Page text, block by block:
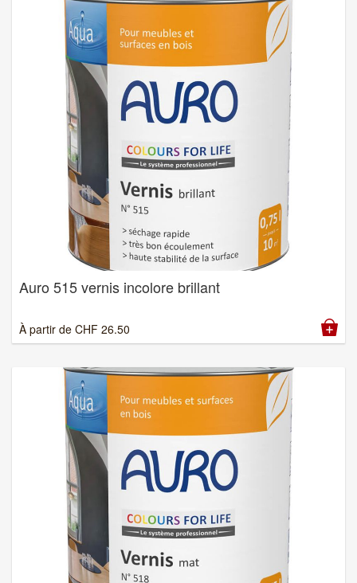
Auro 515 vernis incolore brillant
À partir de CHF 26.50